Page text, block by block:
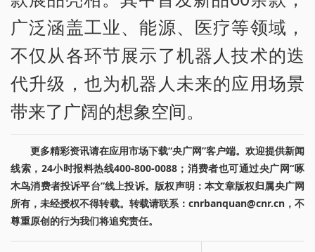
广泛涵盖工业、能源、医疗等领域，
不仅从各环节展示了机器人技术的迭
代升级，也为机器人未来的应用场景
带来了广阔的想象空间。
更多精彩资讯请在应用市场下载“央广网”客户端。欢迎提供新闻
线索，24小时报料热线400-800-0088；消费者也可通过央广网“啄
木鸟消费者投诉平台”线上投诉。版权声明：本文章版权归属央广网
所有，未经授权不得转载。转载请联系：cnrbanquan@cnr.cn，不
尊重原创的行为我们将追究责任。